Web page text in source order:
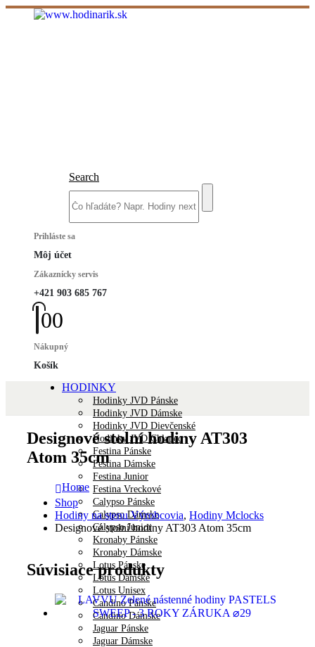
Search
Prihláste sa
Môj účet
Zákaznícky servis
+421 903 685 767
00
Nákupný
Košík
HODINKY
Hodinky JVD Pánske
Hodinky JVD Dámske
Hodinky JVD Dievčenské
Hodinky JVD Chlapec
Festina Pánske
Festina Dámske
Festina Junior
Festina Vreckové
Calypso Pánske
Calypso Dámske
Calypso Junior
Kronaby Pánske
Kronaby Dámske
Lotus Pánske
Lotus Dámske
Lotus Unisex
Candino Pánske
Candino Dámske
Jaguar Pánske
Jaguar Dámske
Designové stolní hodiny AT303
Atom 35cm
Home
Shop
Hodiny na stenu Výrobcovia, Hodiny Mclocks
Designové stolní hodiny AT303 Atom 35cm
Súvisiace produkty